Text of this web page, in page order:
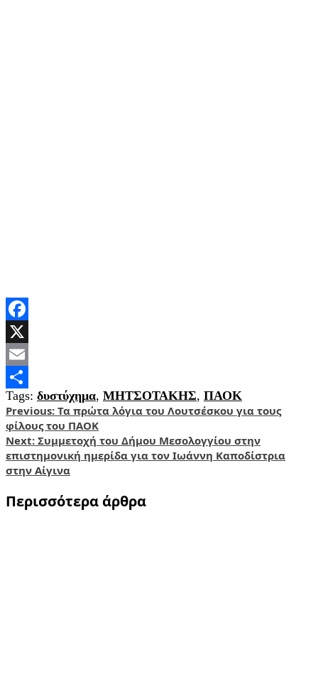
Facebook
X
Email
Share
Tags: δυστύχημα, ΜΗΤΣΟΤΑΚΗΣ, ΠΑΟΚ
Post
navigation
Previous: Τα πρώτα λόγια του Λουτσέσκου για τους
φίλους του ΠΑΟΚ
Next: Συμμετοχή του Δήμου Μεσολογγίου στην
επιστημονική ημερίδα για τον Ιωάννη Καποδίστρια
στην Αίγινα
Περισσότερα άρθρα